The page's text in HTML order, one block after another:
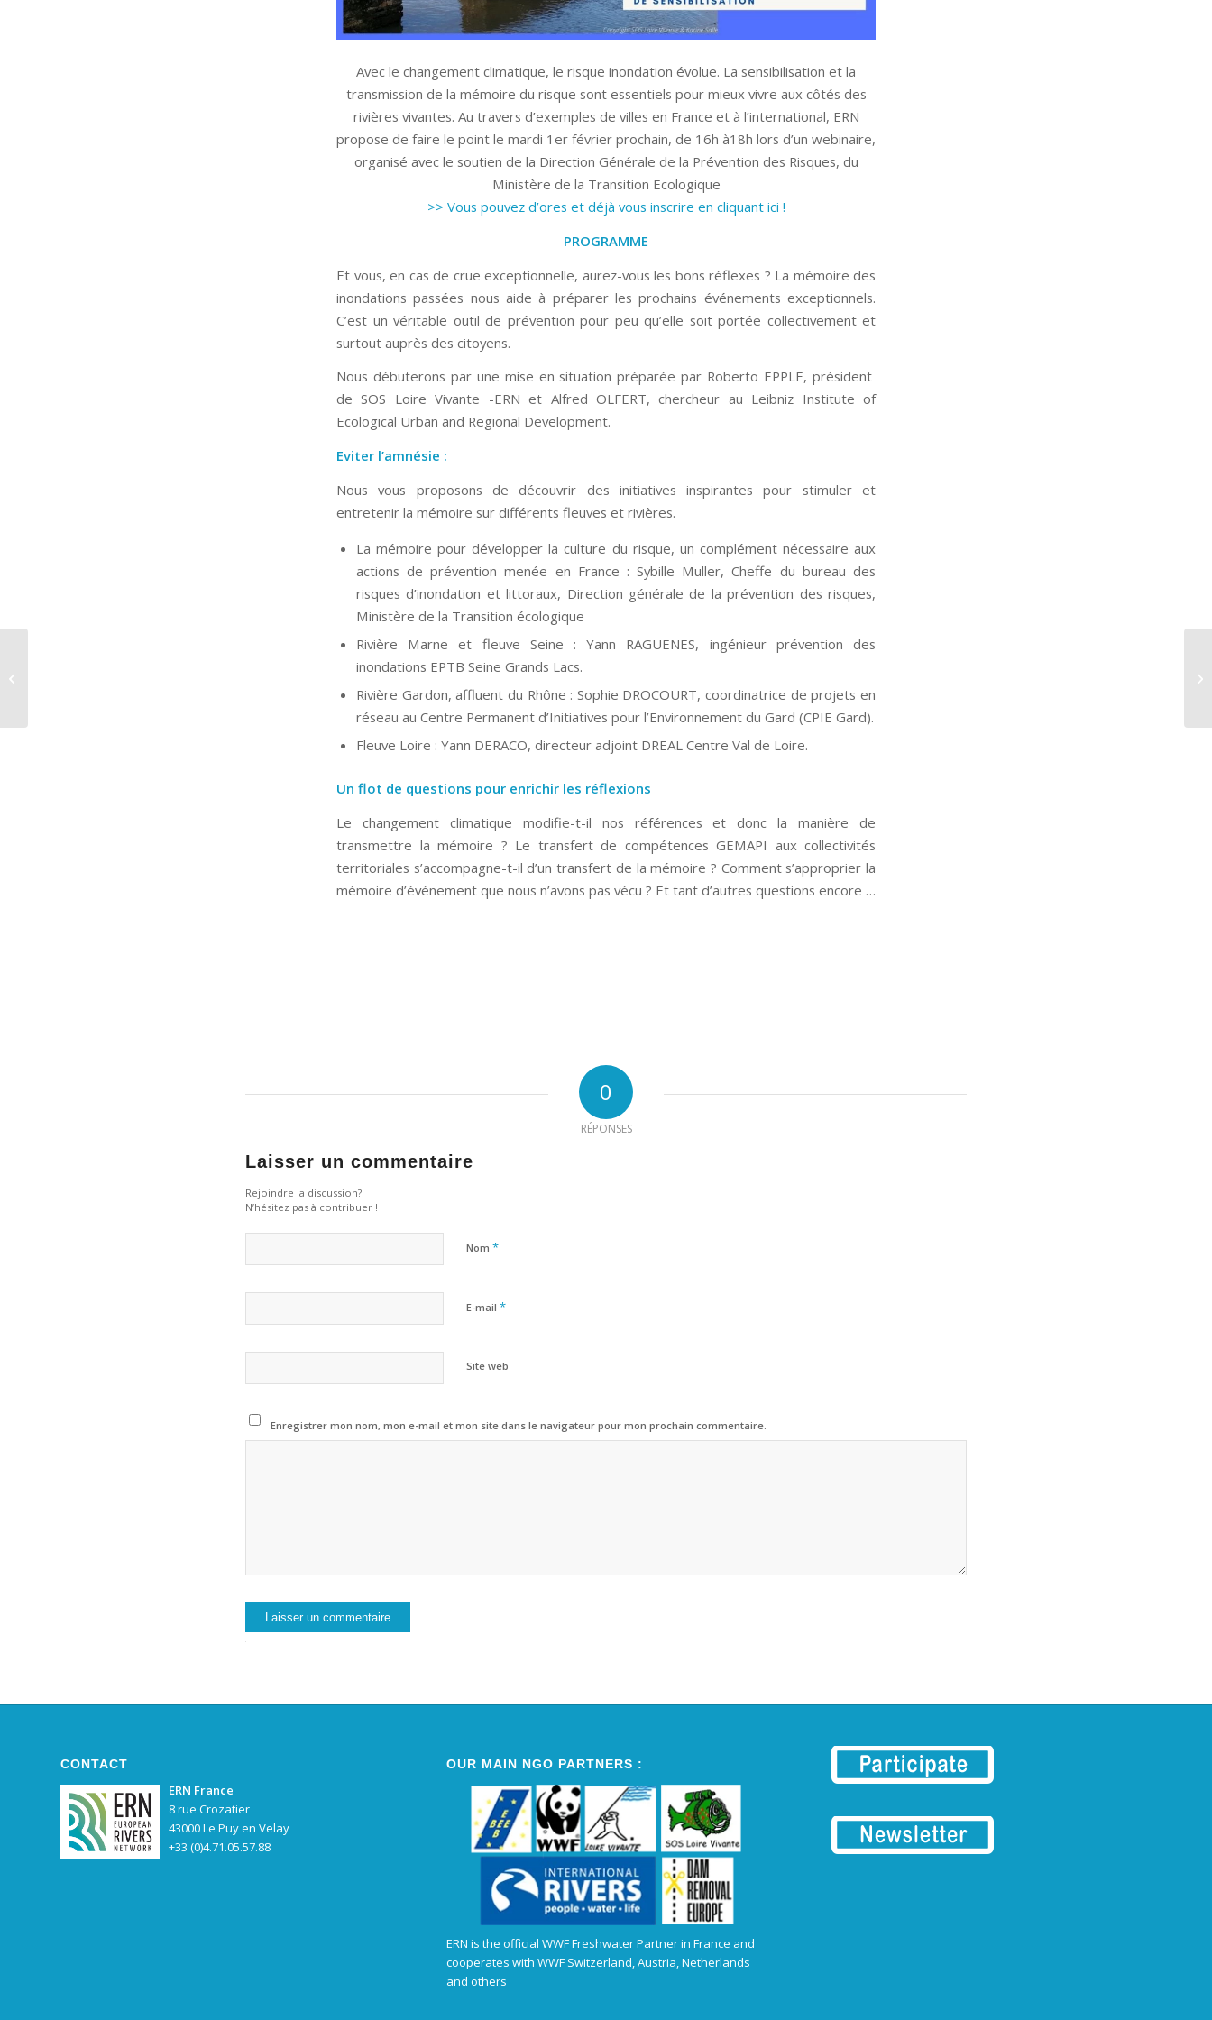
Avec le changement climatique, le risque inondation évolue. La sensibilisation et la
transmission de la mémoire du risque sont essentiels pour mieux vivre aux côtés des
rivières vivantes. Au travers d’exemples de villes en France et à l’international, ERN
propose de faire le point le mardi 1er février prochain, de 16h à18h lors d’un webinaire,
organisé avec le soutien de la Direction Générale de la Prévention des Risques, du
Ministère de la Transition Ecologique
>> Vous pouvez d’ores et déjà vous inscrire en cliquant ici !
PROGRAMME
Et vous, en cas de crue exceptionnelle, aurez-vous les bons réflexes ? La mémoire des
inondations passées nous aide à préparer les prochains événements exceptionnels.
C’est un véritable outil de prévention pour peu qu’elle soit portée collectivement et
surtout auprès des citoyens.
Nous débuterons par une mise en situation préparée par Roberto EPPLE, président
de SOS Loire Vivante -ERN et Alfred OLFERT, chercheur au Leibniz Institute of
Ecological Urban and Regional Development.
Eviter l’amnésie :
Nous vous proposons de découvrir des initiatives inspirantes pour stimuler et
entretenir la mémoire sur différents fleuves et rivières.
La mémoire pour développer la culture du risque, un complément nécessaire aux
actions de prévention menée en France : Sybille Muller, Cheffe du bureau des
risques d’inondation et littoraux, Direction générale de la prévention des risques,
Ministère de la Transition écologique
Rivière Marne et fleuve Seine : Yann RAGUENES, ingénieur prévention des
inondations EPTB Seine Grands Lacs.
Rivière Gardon, affluent du Rhône : Sophie DROCOURT, coordinatrice de projets en
réseau au Centre Permanent d’Initiatives pour l’Environnement du Gard (CPIE Gard).
Fleuve Loire : Yann DERACO, directeur adjoint DREAL Centre Val de Loire.
Un flot de questions pour enrichir les réflexions
Le changement climatique modifie-t-il nos références et donc la manière de
transmettre la mémoire ? Le transfert de compétences GEMAPI aux collectivités
territoriales s’accompagne-t-il d’un transfert de la mémoire ? Comment s’approprier la
mémoire d’événement que nous n’avons pas vécu ? Et tant d’autres questions encore …
0
RÉPONSES
Laisser un commentaire
Rejoindre la discussion?
N’hésitez pas à contribuer !
Nom *
E-mail *
Site web
Enregistrer mon nom, mon e-mail et mon site dans le navigateur pour mon prochain commentaire.
CONTACT
ERN France
8 rue Crozatier
43000 Le Puy en Velay
+33 (0)4.71.05.57.88
OUR MAIN NGO PARTNERS :
ERN is the official WWF Freshwater Partner in France and
cooperates with WWF Switzerland, Austria, Netherlands
and others